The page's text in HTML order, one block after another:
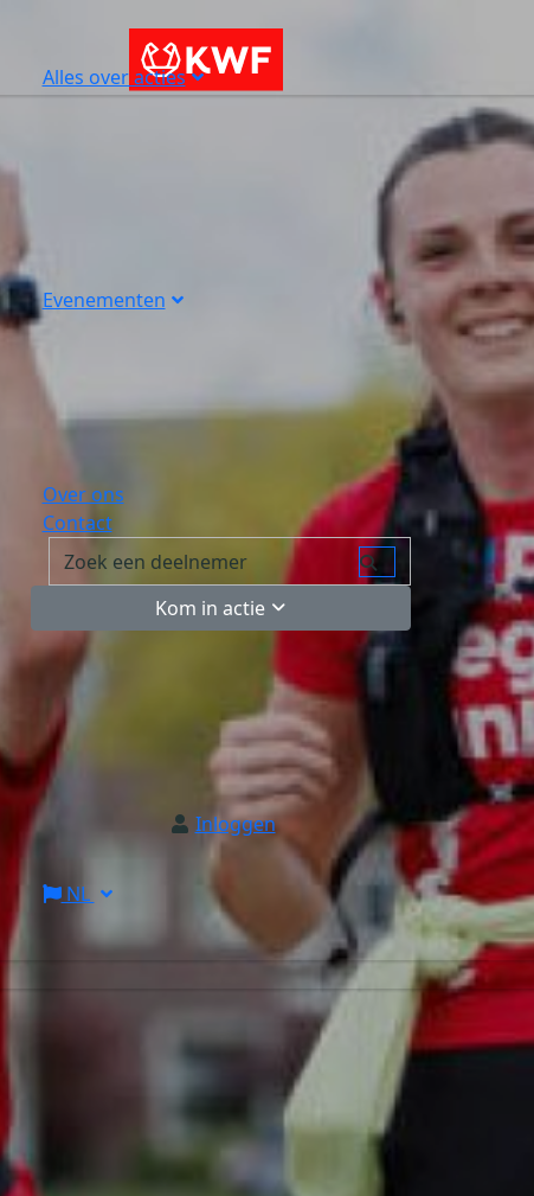
Alles over acties
Evenementen
Over ons
Contact
Kom in actie
Inloggen
NL